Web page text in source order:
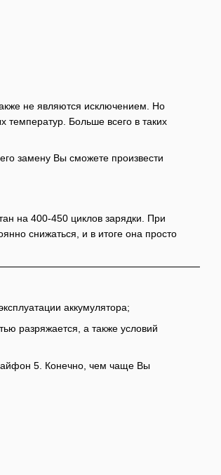
не являются исключением. Но
температур. Больше всего в таких
замену Вы сможете произвести
на 400-450 циклов зарядки. При
снижаться, и в итоге она просто
аккумулятора;
разряжается, а также условий
айфон 5. Конечно, чем чаще Вы